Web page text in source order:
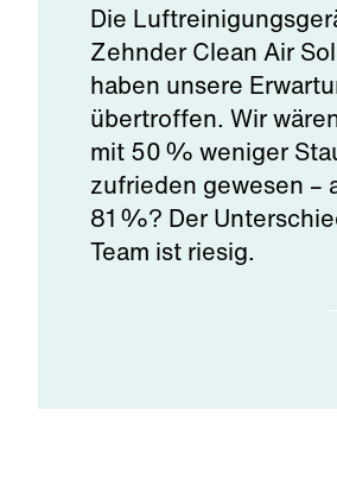
Die
Zehnder Clean Air
haben unsere
übertroffen. Wir
mit 50 % weniger
zufrieden gewesen –
81 %? Der
Team ist riesig.